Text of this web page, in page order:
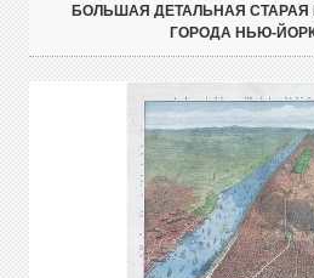
БОЛЬШАЯ ДЕТАЛЬНАЯ
ГОРОДА НЬЮ-